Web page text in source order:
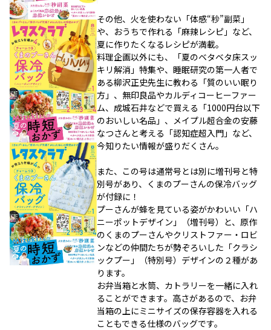
その他、火を使わない「体感“秒”副菜」
や、おうちで作れる「麻辣レシピ」など、
夏に作りたくなるレシピが満載。
料理企画以外にも、「夏のベタベタ床スッ
キリ解消」特集や、睡眠研究の第一人者で
ある柳沢正史先生に教わる「質のいい眠り
方」、無印良品やカルディコーヒーファー
ム、成城石井などで買える「1000円台以下
のおいしい名品」、メイプル超合金の安藤
なつさんと考える「認知症超入門」など、
今知りたい情報が盛りだくさん。
また、この号は通常号とは別に増刊号と特
別号があり、くまのプーさんの保冷バッグ
が付録に！
プーさんが蜂を見ている姿がかわいい「ハ
ニーポットデザイン」（増刊号）と、原作
のくまのプーさんやクリストファー・ロビ
ンなどの仲間たちが勢ぞろいした「クラシ
ックプー」（特別号）デザインの２種があ
ります。
お弁当箱と水筒、カトラリーを一緒に入れ
ることができます。高さがあるので、お弁
当箱の上にミニサイズの保存容器を入れる
こともできる仕様のバッグです。